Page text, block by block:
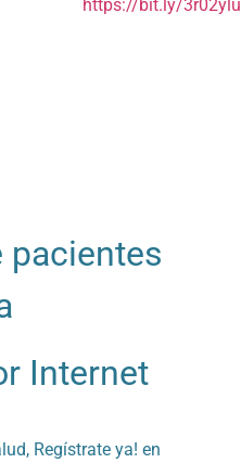
https://bit.ly/3r02ylu
pacientes
Internet
Regístrate ya! en